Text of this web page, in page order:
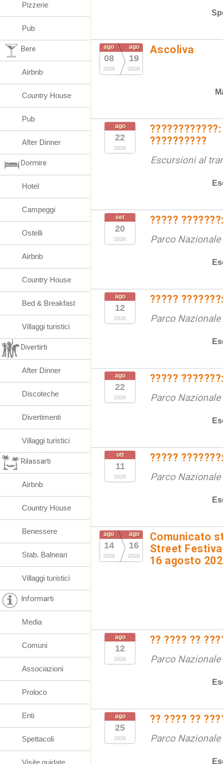
ago
08
2026
ago
19
2026
Ascoliva
ago
22
2026
??????????
Escursioni al
set
20
2026
?????
Parco
ago
12
2026
?????
Parco
ago
22
2026
?????
Parco
ott
11
2026
?????
Parco
ago
14
2026
ago
16
2026
Comunicato
Street
16 agosto
ago
12
2026
?? ???? ??
Parco
ago
25
2026
?? ???? ??
Parco
Pizzerie
Pub
Bere
Airbnb
Country House
Pub
After Dinner
Dormire
Hotel
Campeggi
Ostelli
Airbnb
Country House
Bed & Breakfast
Villaggi turistici
Divertirti
After Dinner
Discoteche
Divertimenti
Villaggi turistici
Rilassarti
Airbnb
Country House
Benessere
Stab. Balneari
Villaggi turistici
Informarti
Media
Comuni
Associazioni
Proloco
Enti
Spettacoli
Visite guidate